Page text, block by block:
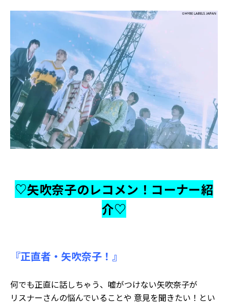
♡矢吹奈子のレコメン！コーナー紹
介♡
『正直者・矢吹奈子！』
何でも正直に話しちゃう、嘘がつけない矢吹奈子が
リスナーさんの悩んでいることや 意見を聞きたい！とい